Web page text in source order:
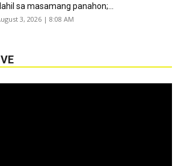
sa masamang panahon;...
3, 2026 | 8:08 AM